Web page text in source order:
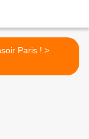
Bonsoir Paris ! >